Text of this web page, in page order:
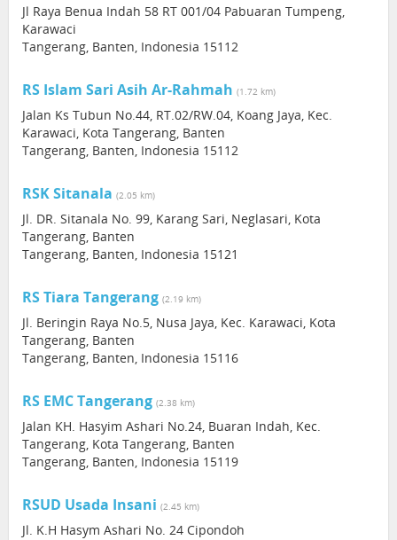
Jl Raya Benua Indah 58 RT 001/04 Pabuaran Tumpeng,
Karawaci
Tangerang, Banten, Indonesia 15112
RS Islam Sari Asih Ar-Rahmah (1.72 km)
Jalan Ks Tubun No.44, RT.02/RW.04, Koang Jaya, Kec.
Karawaci, Kota Tangerang, Banten
Tangerang, Banten, Indonesia 15112
RSK Sitanala (2.05 km)
Jl. DR. Sitanala No. 99, Karang Sari, Neglasari, Kota
Tangerang, Banten
Tangerang, Banten, Indonesia 15121
RS Tiara Tangerang (2.19 km)
Jl. Beringin Raya No.5, Nusa Jaya, Kec. Karawaci, Kota
Tangerang, Banten
Tangerang, Banten, Indonesia 15116
RS EMC Tangerang (2.38 km)
Jalan KH. Hasyim Ashari No.24, Buaran Indah, Kec.
Tangerang, Kota Tangerang, Banten
Tangerang, Banten, Indonesia 15119
RSUD Usada Insani (2.45 km)
Jl. K.H Hasym Ashari No. 24 Cipondoh